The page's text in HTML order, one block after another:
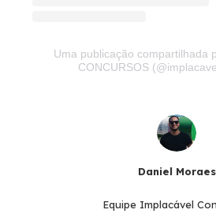
Uma publicação compartilhada
CONCURSOS
Daniel Moraes
Equipe Implacável